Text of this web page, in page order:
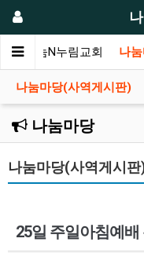
나눔N누림교회 나
나눔마당(사역게시판)
나눔마당
나눔마당(사역게시판
25일 주일아침예